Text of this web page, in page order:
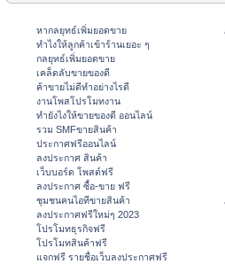
หากลยุทธ์เพิ่มยอดขาย
ทําไงให้ลูกค้าเข้าร้านเยอะ ๆ
กลยุทธ์เพิ่มยอดขาย
เคล็ดลับขายของดี
ค้าขายไม่ดีทำอย่างไรดี
งานโพสโปรโมทงาน
ทํายังไงให้ขายของดี ออนไลน์
รวม SMFขายสินค้า
ประกาศฟรีออนไลน์
ลงประกาศ สินค้า
เว็บบอร์ด โพสต์ฟรี
ลงประกาศ ซื้อ-ขาย ฟรี
ชุมชนคนไอทีขายสินค้า
ลงประกาศฟรีใหม่ๆ 2023
โปรโมทธุรกิจฟรี
โปรโมทสินค้าฟรี
แจกฟรี รายชื่อเว็บลงประกาศฟรี